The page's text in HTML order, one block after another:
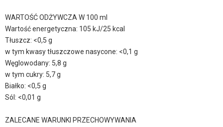
WARTOŚĆ ODŻYWCZA W 100 ml
Wartość energetyczna: 105 kJ/25 kcal
Tłuszcz: <0,5 g
w tym kwasy tłuszczowe nasycone: <0,1 g
Węglowodany: 5,8 g
w tym cukry: 5,7 g
Białko: <0,5 g
Sól: <0,01 g
ZALECANE WARUNKI PRZECHOWYWANIA